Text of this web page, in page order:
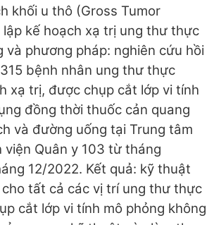
khối u thô (Gross Tumor
lập kế hoạch xạ trị ung thư thực
và phương pháp: nghiên cứu hồi
bệnh nhân ung thư thực
xạ trị, được chụp cắt lớp vi tính
đồng thời thuốc cản quang
và đường uống tại Trung tâm
viện Quân y 103 từ tháng
12/2022. Kết quả: kỹ thuật
tất cả các vị trí ung thư thực
cắt lớp vi tính mô phỏng không